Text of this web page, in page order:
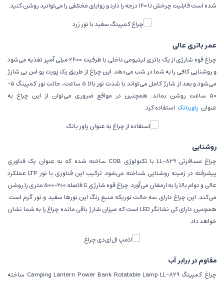
شده است قابلیت چرخش تا 140 درجه را دارد و زوایای مختلفی را می‌توانید روشن کنید.
عمر باتری عالی
چراغ قوه شارژی از یک باتری لیتیومی داخلی با ظرفیت 2400 میلی آمپر تغذیه می‌شود
و روشنایی کافی را به شما در شب می‌دهد. این چراغ از طریق یک پورت یو اس بی شارژ
می‌شود و بعد از شارژ کامل می‌تواند با شدت نور بالا 5 ساعت، حالت نور کمپینگ 5-
50 ساعت روشن بماند. همچنین در مواقع ضروری می‌توان از این چراغ به
عنوان پاوربانک استفاده کرد.
روشنایی
چراغ مسافرتی LL-829 با تکنولوژی COB ساخته شده که به عنوان یک فناوری
پیشرفته در زمینه روشنایی شناخته می‌شود. ترکیب این فناوری با نور LTP عملکرد
عالی و دوام بالا را به ارمغان می‌آورد. چراغ قوه شارژی تا فاصله 200-500 متری را روشن
می‌کند. این چراغ دارای سه حالت نوریکه منبع رنگ این نورها سفید و نور گرم است.
همچنین دارای کی نشانگر LED است که میزان شارژ باقی مانده چراغ را به شما نشان
خواهد داد.
مقاوم در برابر آب
چراغ کمپینگ Camping Lantern Power Bank Rotatable Lamp LL-829 ساخته